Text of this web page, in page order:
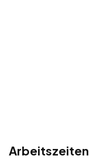
Arbeitszeiten